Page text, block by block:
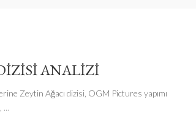
ANALIZI
Zeytin Ağacı dizisi, OGM Pictures yapımı
...